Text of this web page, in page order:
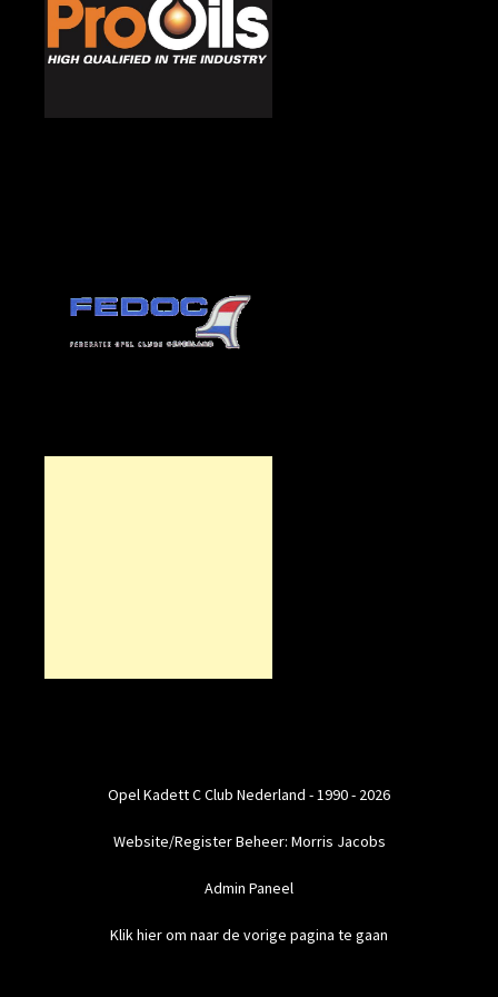
Opel Kadett C Club Nederland - 1990 - 2026
Website/Register Beheer: Morris Jacobs
Admin Paneel
Klik hier om naar de vorige pagina te gaan